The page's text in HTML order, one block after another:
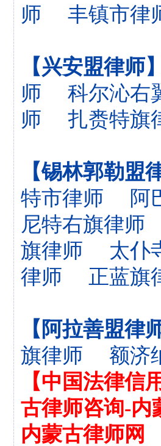
师
丰镇市律
【兴安盟律师
师
科尔沁右
师
扎赉特旗
【锡林郭勒盟
特市律师
阿
尼特右旗律师
旗律师
太仆
律师
正蓝旗
【阿拉善盟律
旗律师
额济
【中国法律信
古律师咨询-内
内蒙古律师网